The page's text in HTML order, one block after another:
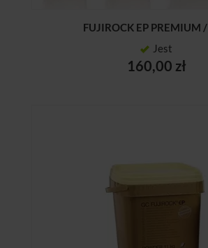
FUJIROCK EP PREMIUM
Jest
160,00 zł